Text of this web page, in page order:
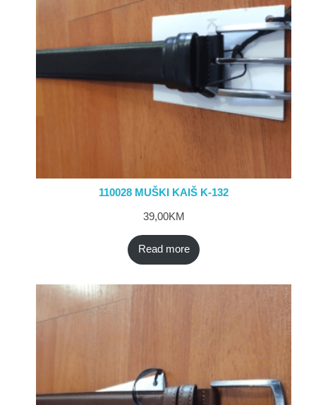
110028 MUŠKI KAIŠ K-132
39,00KM
Read more